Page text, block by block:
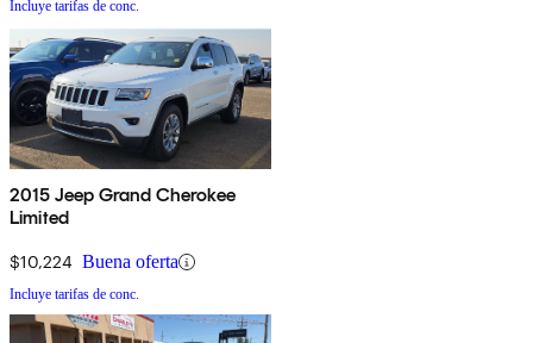
Incluye tarifas de conc.
2015 Jeep Grand Cherokee
Limited
$10,224 Buena oferta
Incluye tarifas de conc.